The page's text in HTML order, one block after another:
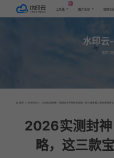
工具集
AI
图片水印 视频水
水印云
图片
首页 > 行业资讯 > 2026实测封神！视频转文字软件全攻略，这三款宝藏工具无套路秒上
2026实测封神
略，这三款